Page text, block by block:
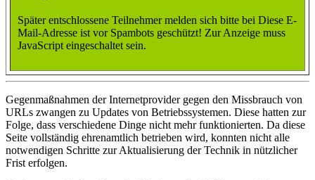
Später entschlossene Teilnehmer melden sich bitte bei Diese E-
Mail-Adresse ist vor Spambots geschützt! Zur Anzeige muss
JavaScript eingeschaltet sein.
Gegenmaßnahmen der Internetprovider gegen den Missbrauch von
URLs zwangen zu Updates von Betriebssystemen. Diese hatten zur
Folge, dass verschiedene Dinge nicht mehr funktionierten. Da diese
Seite vollständig ehrenamtlich betrieben wird, konnten nicht alle
notwendigen Schritte zur Aktualisierung der Technik in nützlicher
Frist erfolgen.